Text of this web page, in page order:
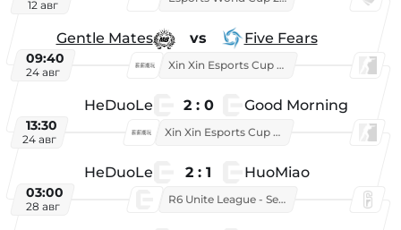
12 авг
Gentle Mates vs Five Fears
09:40
24 авг
Xin Xin Esports Cup 2025
HeDuoLe 2 : 0 Good Morning
13:30
24 авг
Xin Xin Esports Cup 2026
HeDuoLe 2 : 1 HuoMiao
03:00
28 авг
R6 Unite League - Season 1